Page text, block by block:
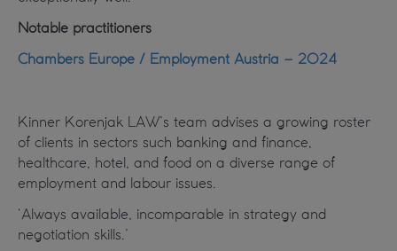
Notable practitioners
Chambers Europe / Employment Austria – 2024
Kinner Korenjak LAW’s team advises a growing roster
of clients in sectors such banking and finance,
healthcare, hotel, and food on a diverse range of
employment and labour issues.
‘Always available, incomparable in strategy and
negotiation skills.’